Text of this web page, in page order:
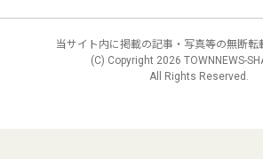
当サイト内に掲載の記事・写真等の無断転
(C) Copyright 2026 TOWNNEWS-
All Rights Reserved.